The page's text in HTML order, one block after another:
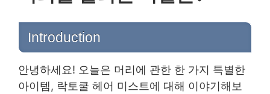
Introduction
안녕하세요! 오늘은 머리에 관한 한 가지 특별한
아이템, 락토쿨 헤어 미스트에 대해 이야기해보